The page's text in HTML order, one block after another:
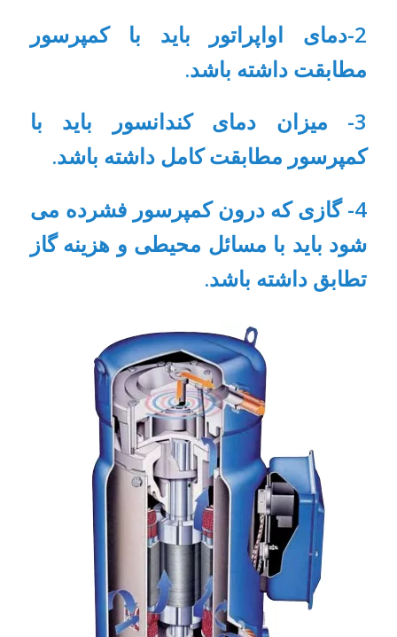
2-دمای اواپراتور باید با کمپرسور
مطابقت داشته باشد.
3- میزان دمای کندانسور باید با
کمپرسور مطابقت کامل داشته باشد.
4- گازی که درون کمپرسور فشرده می
شود باید با مسائل محیطی و هزینه گاز
تطابق داشته باشد.